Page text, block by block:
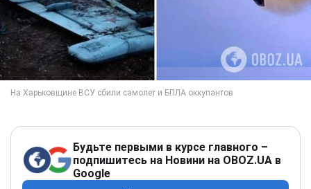
Будьте первыми в курсе главного –
подпишитесь на Новини на OBOZ.UA в
Google